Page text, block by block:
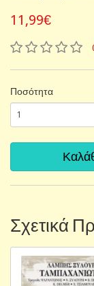
11,99€
Ποσότητα
Σχετικά